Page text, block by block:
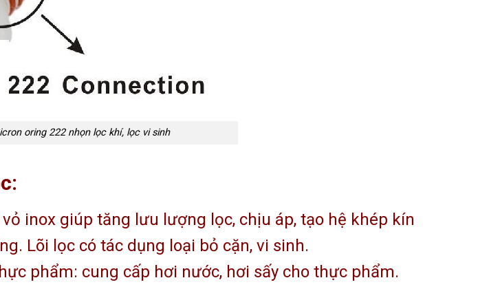
oring 222 nhọn lọc khí, lọc vi sinh
inox giúp tăng lưu lượng lọc, chịu áp, tạo hệ khép kín
Lõi lọc có tác dụng loại bỏ cặn, vi sinh.
phẩm: cung cấp hơi nước, hơi sấy cho thực phẩm.